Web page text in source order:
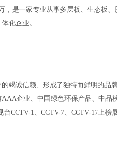
，是一家专业从事多层板、生态板、
化企业。
竭诚信赖、形成了独特而鲜明的品
企业、中国绿色环保产品、中品
CCTV-1、CCTV-7、CCTV-17上榜